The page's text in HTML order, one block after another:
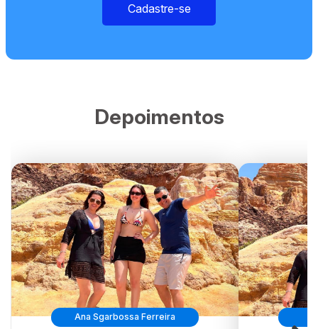
Cadastre-se
Depoimentos
Ana Sgarbossa Ferreira